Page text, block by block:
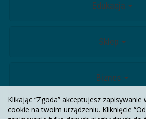
Edukacja
Sklep
Biznes
Kontakt
Klikając “Zgoda” akceptujesz zapisywanie
cookie na twoim urządzeniu. Kliknięcie